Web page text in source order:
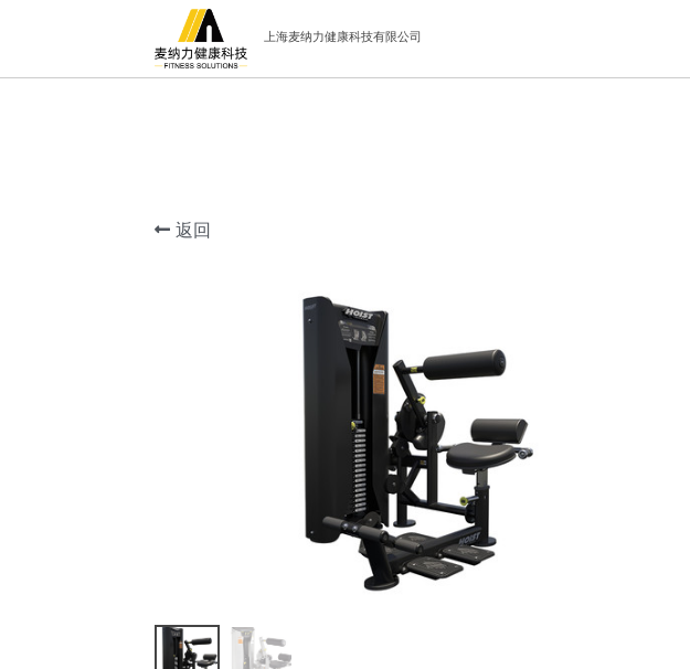
上海麦纳力健康科技有限公司
返回